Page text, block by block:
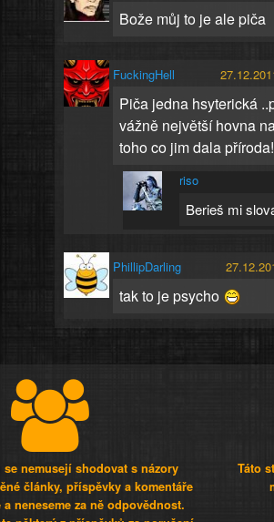
Bože můj to je ale piča
FuckingHell
Piča jedna hsyterická
vážně největší hovna
toho co jim dala
riso
Berieš mi
PhillipDarling
tak to je psycho
se nemusejí shodovat s názory
články, příspěvky a komentáře
neneseme za ně odpovědnost.
Táto